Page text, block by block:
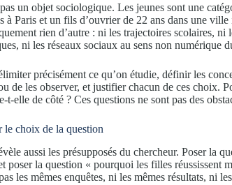
un objet sociologique. Les jeunes sont une
à Paris et un fils d’ouvrier de 22 ans dans une
rien d’autre : ni les trajectoires scolaires,
ni les réseaux sociaux au sens non numérique
précisément ce qu’on étudie, définir les
de les observer, et justifier chacun de ces choix.
t-elle de côté ? Ces questions ne sont pas des
le choix de la question
aussi les présupposés du chercheur. Poser la
poser la question « pourquoi les filles réussissent
les mêmes enquêtes, ni les mêmes résultats, ni